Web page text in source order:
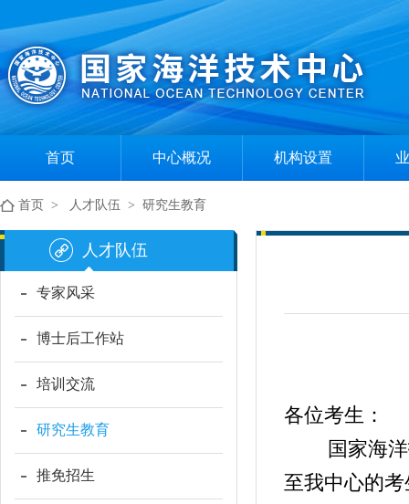
首页 中心概况
中心简介
机构设置
首页 > 人才队伍 > 研究生教育
人才队伍
专家风采
博士后工作站
培训交流
研究生教育
推免招生
各位考生：
国家海洋
至我中心的